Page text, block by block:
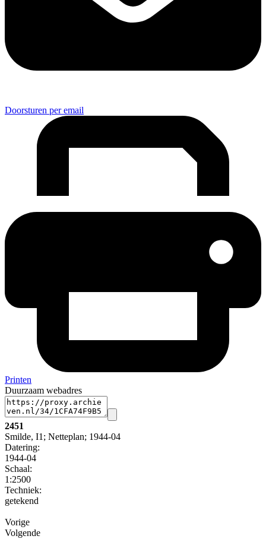
Doorsturen per email
Printen
Duurzaam webadres
2451
Smilde, I1; Netteplan; 1944-04
Datering:
1944-04
Schaal:
1:2500
Techniek:
getekend
Vorige
Volgende